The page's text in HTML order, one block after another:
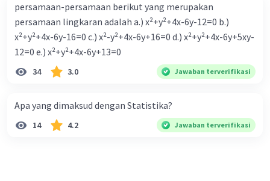
persamaan-persamaan berikut yang merupakan
persamaan lingkaran adalah a.) x²+y²+4x-6y-12=0 b.)
x²+y²+4x-6y-16=0 c.) x²-y²+4x-6y+16=0 d.) x²+y²+4x-6y+5xy-
12=0 e.) x²+y²+4x-6y+13=0
34 3.0 Jawaban terverifikasi
Apa yang dimaksud dengan Statistika?
14 4.2 Jawaban terverifikasi